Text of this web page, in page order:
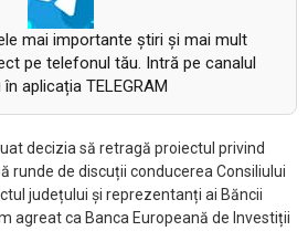
mai importante știri și mai mult
pe telefonul tău. Intră pe canalul
aplicația TELEGRAM
decizia să retragă proiectul privind
runde de discuții conducerea Consiliului
județului și reprezentanți ai Băncii
agreat ca Banca Europeană de Investiții